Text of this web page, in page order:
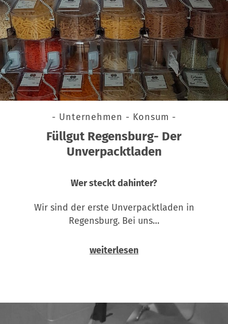
- Unternehmen - Konsum -
Füllgut Regensburg- Der
Unverpacktladen
Wer steckt dahinter?
Wir sind der erste Unverpacktladen in
Regensburg. Bei uns…
weiterlesen